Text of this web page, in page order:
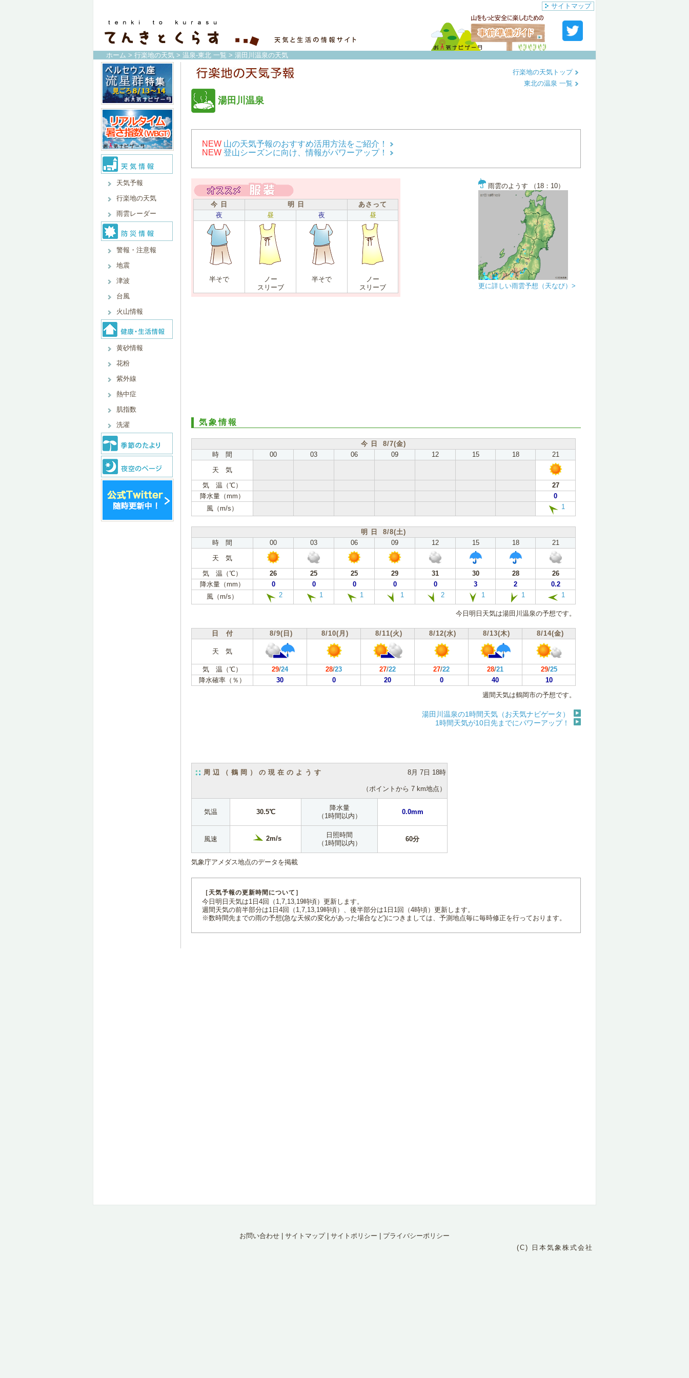
サイトマップ
ホーム > 行楽地の天気 > 温泉-東北 一覧 > 湯田川温泉の天気
天気予報
行楽地の天気
雨雲レーダー
警報・注意報
地震
津波
台風
火山情報
黄砂情報
花粉
紫外線
熱中症
肌指数
洗濯
湯田川温泉
行楽地の天気トップ
東北の温泉 一覧
NEW 山の天気予報のおすすめ活用方法をご紹介！
NEW 登山シーズンに向け、情報がパワーアップ！
今 日 明 日
あさって
夜
昼 夜 昼
半そで
ノー
スリーブ
半そで
ノー
スリーブ
雨雲のようす （18：10）
更に詳しい雨雲予想（天なび）>
気象情報
今 日 8/7(金)
時 間
00 03 06 09 12 15 18
21
天 気
気 温（℃）
27
降水量（mm）
0
風（m/s）
1
明 日 8/8(土)
時 間
00 03 06 09 12 15 18
21
天 気
気 温（℃）
26 25 25 29 31 30 28
26
降水量（mm）
0 0 0 0 0 3 2
0.2
風（m/s）
2 1 1 1 2 1 1 1
今日明日天気は湯田川温泉の予想です。
日 付 8/9(日) 8/10(月) 8/11(火) 8/12(水) 8/13(木) 8/14(金)
天 気
気 温（℃） 29/24 28/23 27/22 27/22 28/21 29/25
降水確率（％）
30 0 20 0 40
10
週間天気は鶴岡市の予想です。
湯田川温泉の1時間天気（お天気ナビゲータ）
1時間天気が10日先までにパワーアップ！
周辺（鶴岡）の現在のようす 8月 7日 18時
（ポイントから 7 km地点）
気温 30.5℃
降水量
（1時間以内）
0.0mm
風速 2m/s
日照時間
（1時間以内）
60分
気象庁アメダス地点のデータを掲載
［天気予報の更新時間について］
今日明日天気は1日4回（1,7,13,19時頃）更新します。
週間天気の前半部分は1日4回（1,7,13,19時頃）、後半部分は1日1回（4時頃）更新します。
※数時間先までの雨の予想(急な天候の変化があった場合など)につきましては、予測地点毎に毎時修正を行っております。
お問い合わせ サイトマップ| サイトポリシー
プライバシーポリシー
(C) 日本気象株式会社